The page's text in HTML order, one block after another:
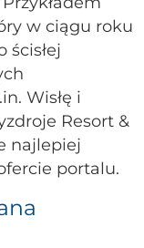
w ciągu roku
ścisłej
Wisłę i
Resort &
najlepiej
portalu.